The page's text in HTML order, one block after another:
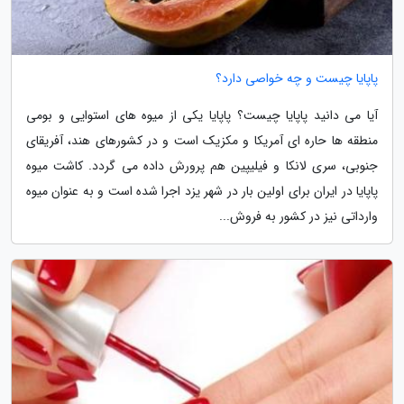
پاپایا چیست و چه خواصی دارد؟
آیا می دانید پاپایا چیست؟ پاپایا یکی از میوه های استوایی و بومی
منطقه ها حاره ای آمریکا و مکزیک است و در کشورهای هند، آفریقای
جنوبی، سری لانکا و فیلیپین هم پرورش داده می گردد. کاشت میوه
پاپایا در ایران برای اولین بار در شهر یزد اجرا شده است و به عنوان میوه
وارداتی نیز در کشور به فروش...